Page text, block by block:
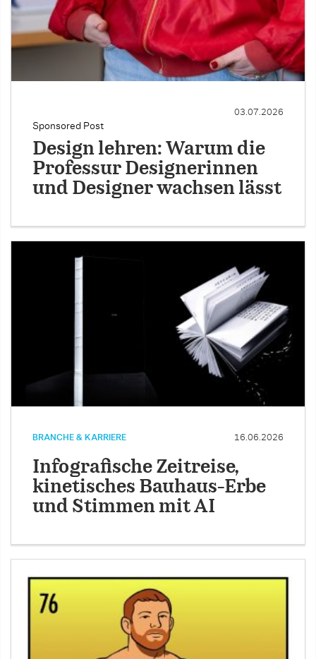
Sponsored Post
03.07.2026
Design lehren: Warum die
Professur Designerinnen
und Designer wachsen lässt
BRANCHE & KARRIERE 16.06.2026
Infografische Zeitreise,
kinetisches Bauhaus-Erbe
und Stimmen mit AI